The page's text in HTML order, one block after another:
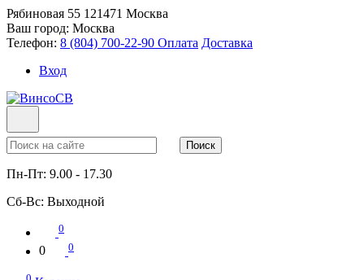
Рябиновая 55 121471 Москва
Ваш город: Москва
Телефон: 8 (804) 700-22-90 Оплата Доставка
Вход
Поиск
Пн-Пт: 9.00 - 17.30
Сб-Вс: Выходной
0
0 0